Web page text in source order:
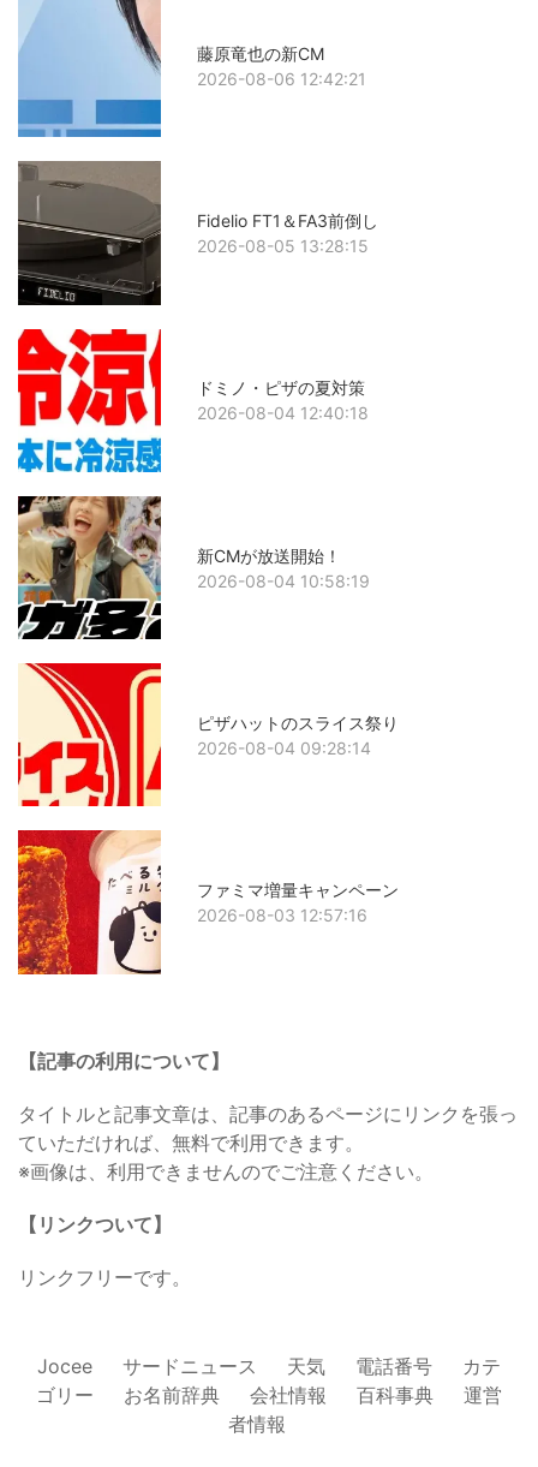
藤原竜也の新CM
2026-08-06 12:42:21
Fidelio FT1＆FA3前倒し
2026-08-05 13:28:15
ドミノ・ピザの夏対策
2026-08-04 12:40:18
新CMが放送開始！
2026-08-04 10:58:19
ピザハットのスライス祭り
2026-08-04 09:28:14
ファミマ増量キャンペーン
2026-08-03 12:57:16
【記事の利用について】
タイトルと記事文章は、記事のあるページにリンクを張っ
ていただければ、無料で利用できます。
※画像は、利用できませんのでご注意ください。
【リンクついて】
リンクフリーです。
Jocee サードニュース 天気 電話番号
カテ
ゴリー
お名前辞典 会社情報 百科事典
運営
者情報